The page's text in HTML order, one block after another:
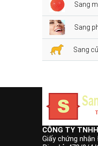
Sang
Sang
Sang
CÔNG TY
Giấy chứng nhận